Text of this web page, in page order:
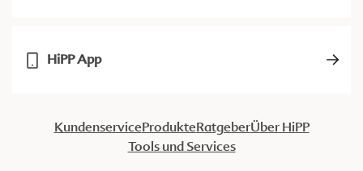
HiPP App
KundenserviceProdukteRatgeberÜber HiPP
Tools und Services